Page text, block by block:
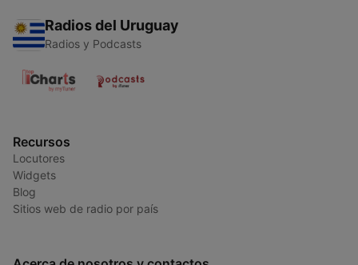
Radios del Uruguay
Radios y Podcasts
Recursos
Locutores
Widgets
Blog
Sitios web de radio por país